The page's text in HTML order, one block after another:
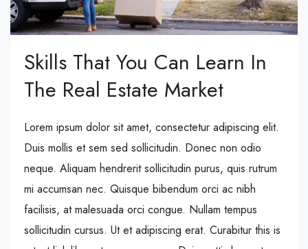
Skills That You Can Learn In
The Real Estate Market
Lorem ipsum dolor sit amet, consectetur adipiscing elit.
Duis mollis et sem sed sollicitudin. Donec non odio
neque. Aliquam hendrerit sollicitudin purus, quis rutrum
mi accumsan nec. Quisque bibendum orci ac nibh
facilisis, at malesuada orci congue. Nullam tempus
sollicitudin cursus. Ut et adipiscing erat. Curabitur this is